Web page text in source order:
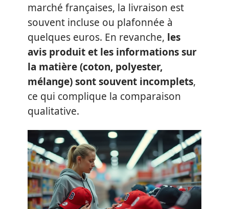
marché françaises, la livraison est
souvent incluse ou plafonnée à
quelques euros. En revanche, les
avis produit et les informations sur
la matière (coton, polyester,
mélange) sont souvent incomplets,
ce qui complique la comparaison
qualitative.